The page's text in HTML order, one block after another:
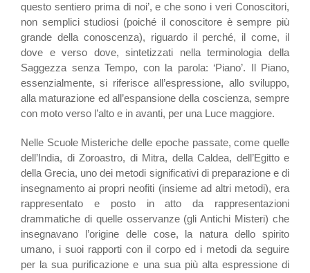
questo sentiero prima di noi’, e che sono i veri Conoscitori,
non semplici studiosi (poiché il conoscitore è sempre più
grande della conoscenza), riguardo il perché, il come, il
dove e verso dove, sintetizzati nella terminologia della
Saggezza senza Tempo, con la parola: ‘Piano’. Il Piano,
essenzialmente, si riferisce all’espressione, allo sviluppo,
alla maturazione ed all’espansione della coscienza, sempre
con moto verso l’alto e in avanti, per una Luce maggiore.
Nelle Scuole Misteriche delle epoche passate, come quelle
dell’India, di Zoroastro, di Mitra, della Caldea, dell’Egitto e
della Grecia, uno dei metodi significativi di preparazione e di
insegnamento ai propri neofiti (insieme ad altri metodi), era
rappresentato e posto in atto da rappresentazioni
drammatiche di quelle osservanze (gli Antichi Misteri) che
insegnavano l’origine delle cose, la natura dello spirito
umano, i suoi rapporti con il corpo ed i metodi da seguire
per la sua purificazione e una sua più alta espressione di